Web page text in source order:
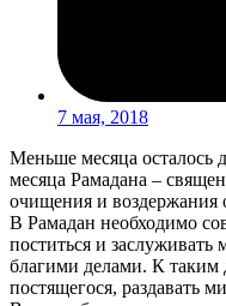
7 мая, 2018
Меньше месяца осталось
месяца Рамадана –
очищения и воздержания
В Рамадан необходимо
поститься и
благими делами. К таким
постящегося, раздавать